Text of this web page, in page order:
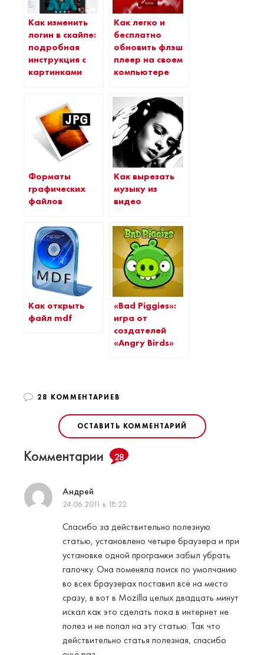
Как изменить
логин в скайпе:
подробная
инструкция с
картинками
Как легко и
бесплатно
обновить флэш
плеер на своем
компьютере
Форматы
графических
файлов
Как вырезать
музыку из
видео
Как открыть
файл mdf
«Bad Piggies»:
игра от
создателей
«Angry Birds»
28 КОММЕНТАРИЕВ
ОСТАВИТЬ КОММЕНТАРИЙ
Комментарии 28
Андрей
24.06.2011 в 18:22
Спасибо за действительно полезную
статью, установлено четыре браузера и при
установке одной програмки забыл убрать
галочку. Она поменяла поиск по умолчанию
во всех браузерах поставил всё на место
сразу, в вот в Mozilla целых двадцать минут
искал как это сделать пока в интернет не
полез и не попал на эту статью. Так что
действительно статья полезная, спасибо